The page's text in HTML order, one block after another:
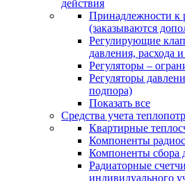
действия
Принадлежности к
(заказываются
Регулирующие
давления, расхода
Регуляторы –
Регуляторы
подпора)
Показать все
Средства учета
Квартирные
Компоненты
Компоненты сбора
Радиаторные
индивидуального